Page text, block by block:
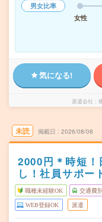
男女比率
女性
気になる!
派遣会社
未読 掲載日 2026/08/08
2000円＊時短
し！社員サポー
職種未経験OK 交通費
WEB登録OK 派遣